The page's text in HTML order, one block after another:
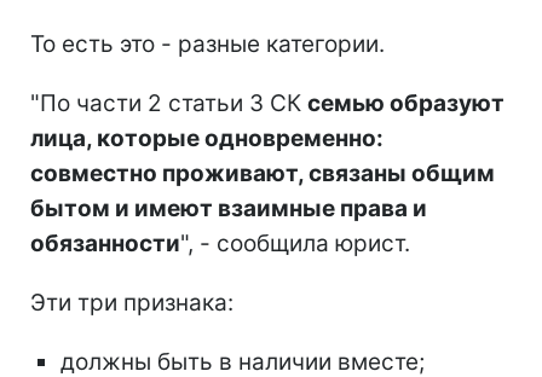
То есть это - разные категории.
"По части 2 статьи 3 СК семью образуют
лица, которые одновременно:
совместно проживают, связаны общим
бытом и имеют взаимные права и
обязанности", - сообщила юрист.
Эти три признака:
должны быть в наличии вместе;